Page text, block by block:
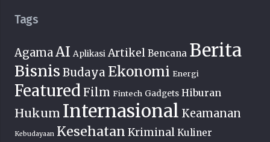
Tags
AgamaAI Aplikasi Artikel Bencana Berita
Bisnis Budaya Ekonomi Energi
Featured Film Fintech Gadgets Hiburan
Hukum Internasional Keamanan
Kebudayaan Kesehatan Kriminal Kuliner